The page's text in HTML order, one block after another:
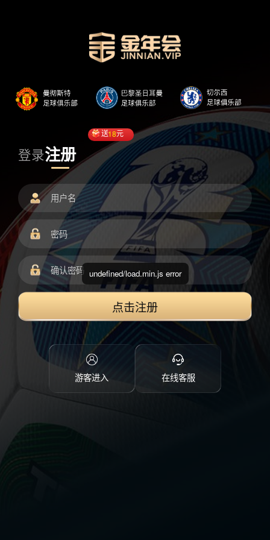
登录注册
送18元
点击注册
游客进入 在线客服
undefined/load.min.js error